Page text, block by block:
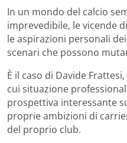
In un mondo del calcio
imprevedibile, le vicende
le aspirazioni personali
scenari che possono
È il caso di Davide
cui situazione
prospettiva interessante
proprie ambizioni di
del proprio club.